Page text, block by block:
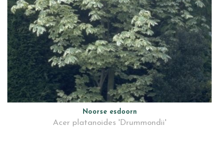
Noorse esdoorn
Acer platanoides 'Drummondii'